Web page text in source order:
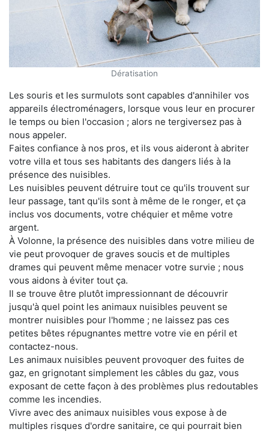
Dératisation
Les souris et les surmulots sont capables d'annihiler vos
appareils électroménagers, lorsque vous leur en procurer
le temps ou bien l'occasion ; alors ne tergiversez pas à
nous appeler.
Faites confiance à nos pros, et ils vous aideront à abriter
votre villa et tous ses habitants des dangers liés à la
présence des nuisibles.
Les nuisibles peuvent détruire tout ce qu'ils trouvent sur
leur passage, tant qu'ils sont à même de le ronger, et ça
inclus vos documents, votre chéquier et même votre
argent.
À Volonne, la présence des nuisibles dans votre milieu de
vie peut provoquer de graves soucis et de multiples
drames qui peuvent même menacer votre survie ; nous
vous aidons à éviter tout ça.
Il se trouve être plutôt impressionnant de découvrir
jusqu'à quel point les animaux nuisibles peuvent se
montrer nuisibles pour l'homme ; ne laissez pas ces
petites bêtes répugnantes mettre votre vie en péril et
contactez-nous.
Les animaux nuisibles peuvent provoquer des fuites de
gaz, en grignotant simplement les câbles du gaz, vous
exposant de cette façon à des problèmes plus redoutables
comme les incendies.
Vivre avec des animaux nuisibles vous expose à de
multiples risques d'ordre sanitaire, ce qui pourrait bien